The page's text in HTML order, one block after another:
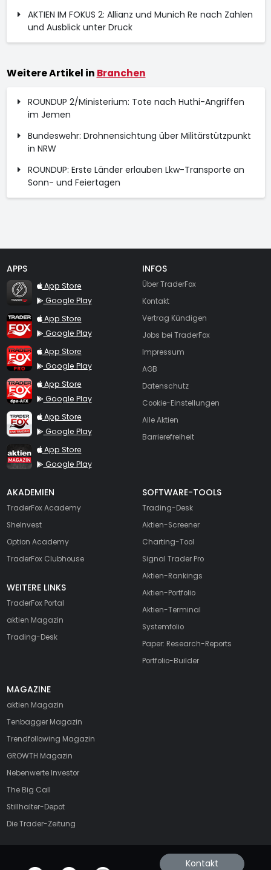
AKTIEN IM FOKUS 2: Allianz und Munich Re nach Zahlen
und Ausblick unter Druck
Weitere Artikel in Branchen
ROUNDUP 2/Ministerium: Tote nach Huthi-Angriffen
im Jemen
Bundeswehr: Drohnensichtung über Militärstützpunkt
in NRW
ROUNDUP: Erste Länder erlauben Lkw-Transporte an
Sonn- und Feiertagen
APPS
TraderFox Flash
App Store
Google Play
TraderFox App
App Store
Google Play
TraderFox Pro
App Store
Google Play
TraderFox dpa-AFX ProFeed
App Store
Google Play
TraderFox Live Trading
App Store
Google Play
TraderFox aktien Magazin
App Store
Google Play
INFOS
Über TraderFox
Kontakt
Vertrag Kündigen
Jobs bei TraderFox
Impressum
AGB
Datenschutz
Cookie-Einstellungen
Alle Aktien
Barrierefreiheit
AKADEMIEN
TraderFox Academy
SheInvest
Option Academy
TraderFox Clubhouse
WEITERE LINKS
TraderFox Portal
aktien Magazin
Trading-Desk
SOFTWARE-TOOLS
Trading-Desk
Aktien-Screener
Charting-Tool
Signal Trader Pro
Aktien-Rankings
Aktien-Portfolio
Aktien-Terminal
Systemfolio
Paper: Research-Reports
Portfolio-Builder
MAGAZINE
aktien Magazin
Tenbagger Magazin
Trendfollowing Magazin
GROWTH Magazin
Nebenwerte Investor
The Big Call
Stillhalter-Depot
Die Trader-Zeitung
Kontakt